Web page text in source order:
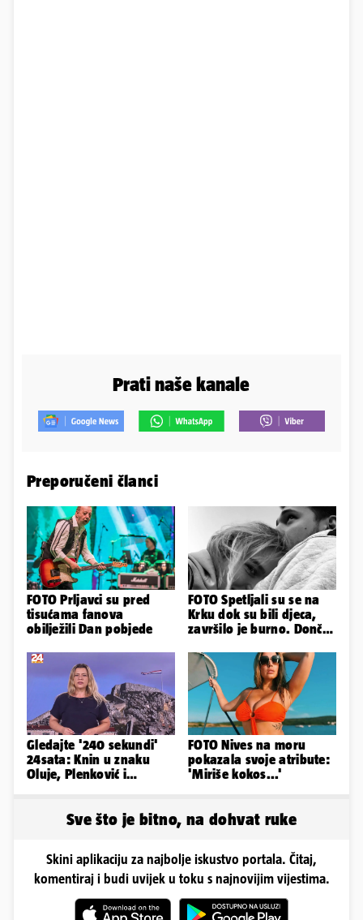
Prati naše kanale
Preporučeni članci
FOTO Prljavci su pred
tisućama fanova
obilježili Dan pobjede
FOTO Spetljali su se na
Krku dok su bili djeca,
završilo je burno. Dončić
Gledajte '240 sekundi'
24sata: Knin u znaku
Oluje, Plenković i
FOTO Nives na moru
pokazala svoje atribute:
'Miriše kokos...'
Sve što je bitno, na dohvat ruke
Skini aplikaciju za najbolje iskustvo portala. Čitaj,
komentiraj i budi uvijek u toku s najnovijim vijestima.